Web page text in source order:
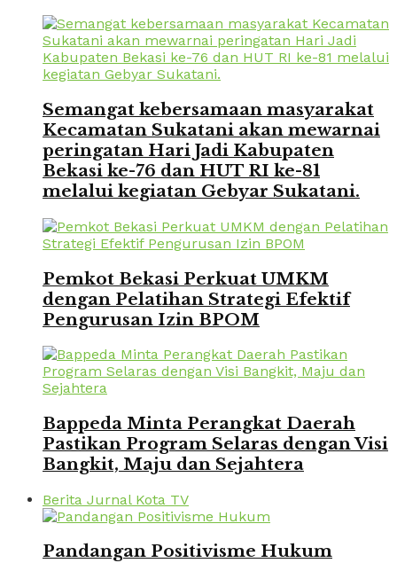
Semangat kebersamaan masyarakat
Kecamatan Sukatani akan mewarnai
peringatan Hari Jadi Kabupaten
Bekasi ke-76 dan HUT RI ke-81
melalui kegiatan Gebyar Sukatani.
Pemkot Bekasi Perkuat UMKM
dengan Pelatihan Strategi Efektif
Pengurusan Izin BPOM
Bappeda Minta Perangkat Daerah
Pastikan Program Selaras dengan Visi
Bangkit, Maju dan Sejahtera
Berita Jurnal Kota TV
Pandangan Positivisme Hukum